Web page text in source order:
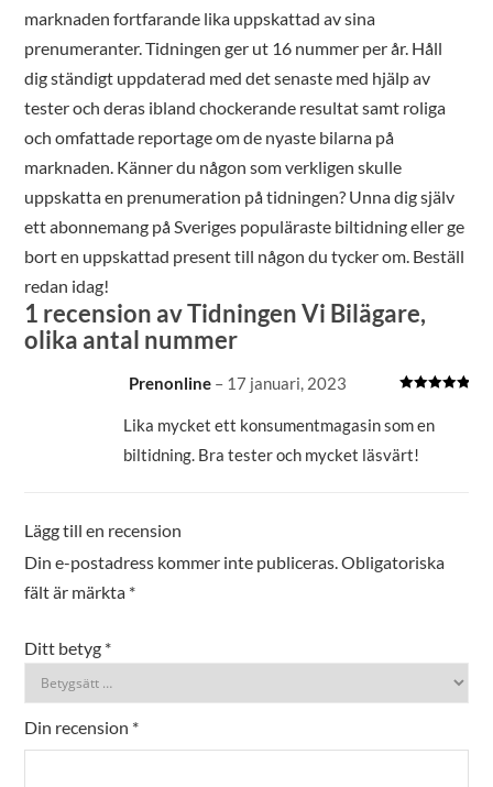
marknaden fortfarande lika uppskattad av sina
prenumeranter. Tidningen ger ut 16 nummer per år. Håll
dig ständigt uppdaterad med det senaste med hjälp av
tester och deras ibland chockerande resultat samt roliga
och omfattade reportage om de nyaste bilarna på
marknaden. Känner du någon som verkligen skulle
uppskatta en prenumeration på tidningen? Unna dig själv
ett abonnemang på Sveriges populäraste biltidning eller ge
bort en uppskattad present till någon du tycker om. Beställ
redan idag!
1 recension avTidningen Vi Bilägare,
olika antal nummer
Prenonline – 17 januari, 2023
Lika mycket ett konsumentmagasin som en
biltidning. Bra tester och mycket läsvärt!
Lägg till en recension
Din e-postadress kommer inte publiceras.Obligatoriska
fält är märkta *
Ditt betyg *
Din recension *